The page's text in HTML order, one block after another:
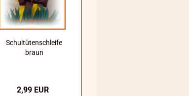
Schultütenschleife
braun
2,99 EUR